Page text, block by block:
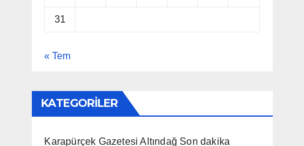
31
« Tem
KATEGORİLER
Karapürçek Gazetesi Altındağ Son dakika